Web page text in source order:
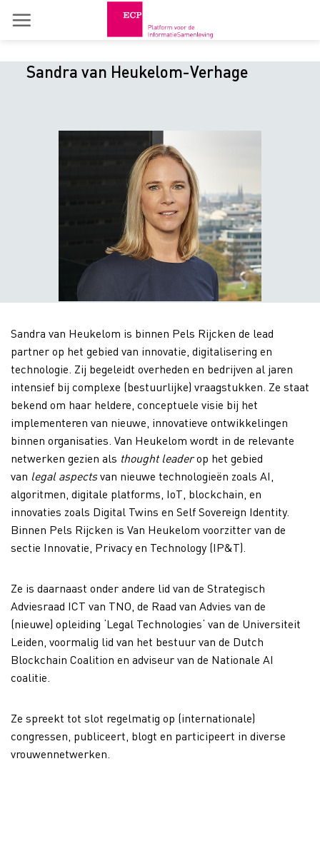
Sandra van Heukelom-Verhage
Sandra van Heukelom is binnen Pels Rijcken de lead
partner op het gebied van innovatie, digitalisering en
technologie. Zij begeleidt overheden en bedrijven al jaren
intensief bij complexe (bestuurlijke) vraagstukken. Ze staat
bekend om haar heldere, conceptuele visie bij het
implementeren van nieuwe, innovatieve ontwikkelingen
binnen organisaties. Van Heukelom wordt in de relevante
netwerken gezien als thought leaderop het gebied
van legal aspectsvan nieuwe technologieën zoals AI,
algoritmen, digitale platforms, IoT, blockchain, en
innovaties zoals Digital Twins en Self Sovereign Identity.
Binnen Pels Rijcken is Van Heukelom voorzitter van de
sectie Innovatie, Privacy en Technology (IP&T).
Ze is daarnaast onder andere lid van de Strategisch
Adviesraad ICT van TNO, de Raad van Advies van de
(nieuwe) opleiding ‘Legal Technologies‘ van de Universiteit
Leiden, voormalig lid van het bestuur van de Dutch
Blockchain Coalition en adviseur van de Nationale AI
coalitie.
Ze spreekt tot slot regelmatig op (internationale)
congressen, publiceert, blogt en participeert in diverse
vrouwennetwerken.